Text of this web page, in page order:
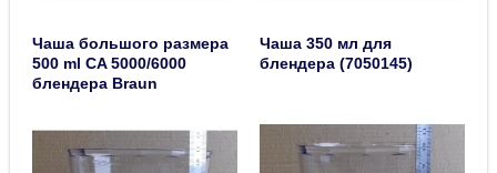
Чаша большого размера
500 ml CA 5000/6000
блендера Braun
Чаша 350 мл для
блендера (7050145)